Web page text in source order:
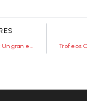
Alfaloc Convention 2017: Un gran equipo